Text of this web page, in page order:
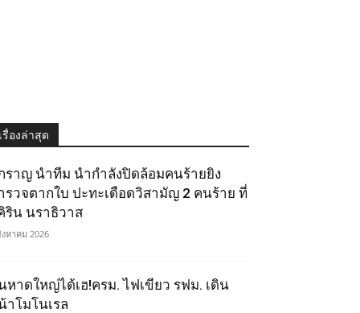
เรื่องล่าสุด
ราญ นำทีม นำกำลังปิดล้อมคนร้ายยิง
รวจตากใบ ปะทะเดือดวิสามัญ 2 คนร้าย ที่
ริน นราธิวาส
หาคม 2026
หาดใหญ่ได้เฮ!ครม. ไฟเขียว รฟม. เดิน
าโมโนเรล